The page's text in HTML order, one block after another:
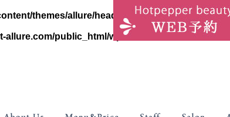
themes/allure/header.phpon line86
public_html/wp-content/themes/allure/